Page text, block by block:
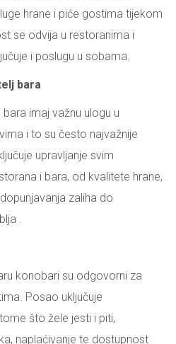
hrane i piće gostima tijekom
se odvija u restoranima i
i poslugu u sobama.
bara
imaj važnu ulogu u
i to su često najvažnije
upravljanje svim
i bara, od kvalitete hrane,
zaliha do
.
konobari su odgovorni za
Posao uključuje
što žele jesti i piti,
naplaćivanje te dostupnost